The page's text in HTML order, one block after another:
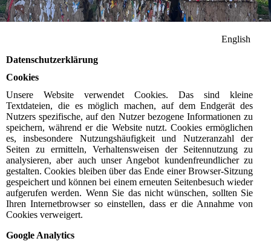
English
Datenschutzerklärung
Cookies
Unsere Website verwendet Cookies. Das sind kleine
Textdateien, die es möglich machen, auf dem Endgerät des
Nutzers spezifische, auf den Nutzer bezogene Informationen zu
speichern, während er die Website nutzt. Cookies ermöglichen
es, insbesondere Nutzungshäufigkeit und Nutzeranzahl der
Seiten zu ermitteln, Verhaltensweisen der Seitennutzung zu
analysieren, aber auch unser Angebot kundenfreundlicher zu
gestalten. Cookies bleiben über das Ende einer Browser-Sitzung
gespeichert und können bei einem erneuten Seitenbesuch wieder
aufgerufen werden. Wenn Sie das nicht wünschen, sollten Sie
Ihren Internetbrowser so einstellen, dass er die Annahme von
Cookies verweigert.
Google Analytics